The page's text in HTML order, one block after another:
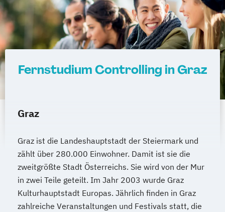
Heilpädagogik
Heilpädagogik und Inklusion
Heilpädagogik/Inklusionspädagogik
Hotelmanagement (DE/EN)
IT-Management
Immobilienmanagement
Immobilienmanagement für
Information Technology Management
Innovation and Entrepreneurship (DE/EN)
International Healthcare Management
(DE/EN)
International Management (DE/EN)
Internationales Marketing
Fernstudium Controlling in Graz
Graz
Graz ist die Landeshauptstadt der Steiermark und
zählt über 280.000 Einwohner. Damit ist sie die
zweitgrößte Stadt Österreichs. Sie wird von der Mur
in zwei Teile geteilt. Im Jahr 2003 wurde Graz
Kulturhauptstadt Europas. Jährlich finden in Graz
zahlreiche Veranstaltungen und Festivals statt, die